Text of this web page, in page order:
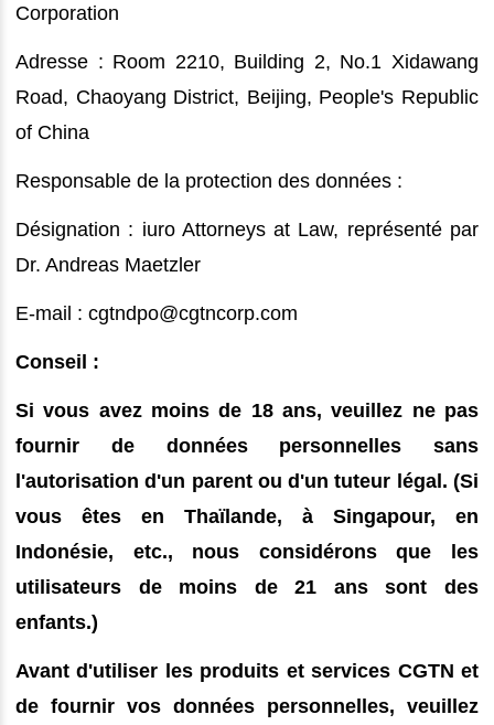
Corporation
Adresse : Room 2210, Building 2, No.1 Xidawang
Road, Chaoyang District, Beijing, People's Republic
of China
Responsable de la protection des données :
Désignation : iuro Attorneys at Law, représenté par
Dr. Andreas Maetzler
E-mail : cgtndpo@cgtncorp.com
Conseil :
Si vous avez moins de 18 ans, veuillez ne pas
fournir de données personnelles sans
l'autorisation d'un parent ou d'un tuteur légal. (Si
vous êtes en Thaïlande, à Singapour, en
Indonésie, etc., nous considérons que les
utilisateurs de moins de 21 ans sont des
enfants.)
Avant d'utiliser les produits et services CGTN et
de fournir vos données personnelles, veuillez